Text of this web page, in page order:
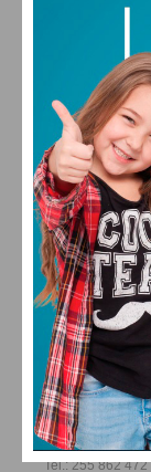
SÁB
FERREIRA